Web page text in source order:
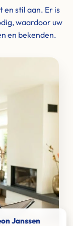
en stil aan. Er is
waardoor uw
en bekenden.
Janssen